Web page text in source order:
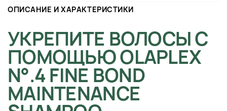
ОПИСАНИЕ И ХАРАКТЕРИСТИКИ
УКРЕПИТЕ ВОЛОСЫ С
ПОМОЩЬЮ OLAPLEX
N°.4 FINE BOND
MAINTENANCE